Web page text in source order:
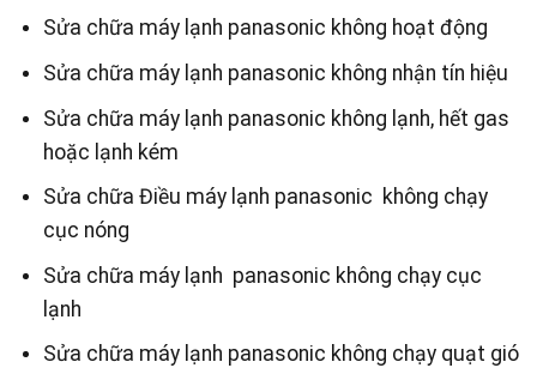
Sửa chữa máy lạnh panasonic không hoạt động
Sửa chữa máy lạnh panasonic không nhận tín hiệu
Sửa chữa máy lạnh panasonic không lạnh, hết gas
hoặc lạnh kém
Sửa chữa Điều máy lạnh panasonic không chạy
cục nóng
Sửa chữa máy lạnh panasonic không chạy cục
lạnh
Sửa chữa máy lạnh panasonic không chạy quạt gió